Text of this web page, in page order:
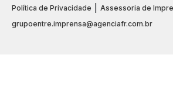
Política de Privacidade | Assessoria de
grupoentre.imprensa@agenciafr.com.br